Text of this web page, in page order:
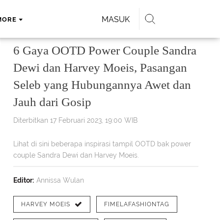
MASUK
6 Gaya OOTD Power Couple Sandra
Dewi dan Harvey Moeis, Pasangan
Seleb yang Hubungannya Awet dan
Jauh dari Gosip
Diterbitkan 17 Februari 2023, 19:00 WIB
Lihat di sini beberapa inspirasi tampil OOTD bak power
couple Sandra Dewi dan Harvey Moeis.
Editor: Annissa Wulan
HARVEY MOEIS FIMELAFASHIONTAG